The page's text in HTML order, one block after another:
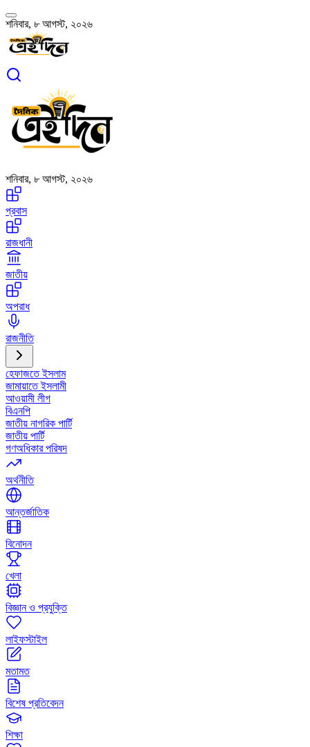
শনিবার, ৮ আগস্ট, ২০২৬
শনিবার, ৮ আগস্ট, ২০২৬
প্রবাস
রাজধানী
জাতীয়
অপরাধ
রাজনীতি
হেফাজতে ইসলাম
জামায়াতে ইসলামী
আওয়ামী লীগ
বিএনপি
জাতীয় নাগরিক পার্টি
জাতীয় পার্টি
গণঅধিকার পরিষদ
অর্থনীতি
আন্তর্জাতিক
বিনোদন
খেলা
বিজ্ঞান ও প্রযুক্তি
লাইফস্টাইল
মতামত
বিশেষ প্রতিবেদন
শিক্ষা